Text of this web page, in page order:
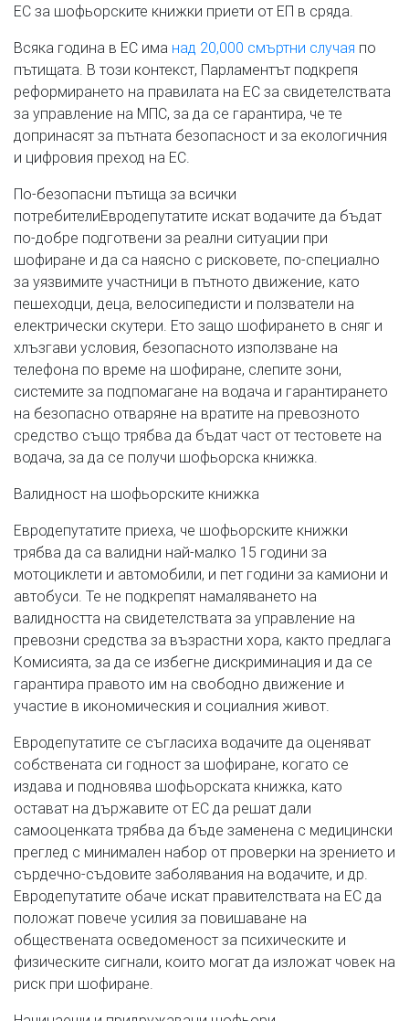
ЕС за шофьорските книжки приети от ЕП в сряда.
Всяка година в ЕС има над 20,000 смъртни случая по
пътищата. В този контекст, Парламентът подкрепя
реформирането на правилата на ЕС за свидетелствата
за управление на МПС, за да се гарантира, че те
допринасят за пътната безопасност и за екологичния
и цифровия преход на ЕС.
По-безопасни пътища за всички
потребителиЕвродепутатите искат водачите да бъдат
по-добре подготвени за реални ситуации при
шофиране и да са наясно с рисковете, по-специално
за уязвимите участници в пътното движение, като
пешеходци, деца, велосипедисти и ползватели на
електрически скутери. Ето защо шофирането в сняг и
хлъзгави условия, безопасното използване на
телефона по време на шофиране, слепите зони,
системите за подпомагане на водача и гарантирането
на безопасно отваряне на вратите на превозното
средство също трябва да бъдат част от тестовете на
водача, за да се получи шофьорска книжка.
Валидност на шофьорските книжка
Евродепутатите приеха, че шофьорските книжки
трябва да са валидни най-малко 15 години за
мотоциклети и автомобили, и пет години за камиони и
автобуси. Те не подкрепят намаляването на
валидността на свидетелствата за управление на
превозни средства за възрастни хора, както предлага
Комисията, за да се избегне дискриминация и да се
гарантира правото им на свободно движение и
участие в икономическия и социалния живот.
Евродепутатите се съгласиха водачите да оценяват
собствената си годност за шофиране, когато се
издава и подновява шофьорската книжка, като
остават на държавите от ЕС да решат дали
самооценката трябва да бъде заменена с медицински
преглед с минимален набор от проверки на зрението и
сърдечно-съдовите заболявания на водачите, и др.
Евродепутатите обаче искат правителствата на ЕС да
положат повече усилия за повишаване на
обществената осведоменост за психическите и
физическите сигнали, които могат да изложат човек на
риск при шофиране.